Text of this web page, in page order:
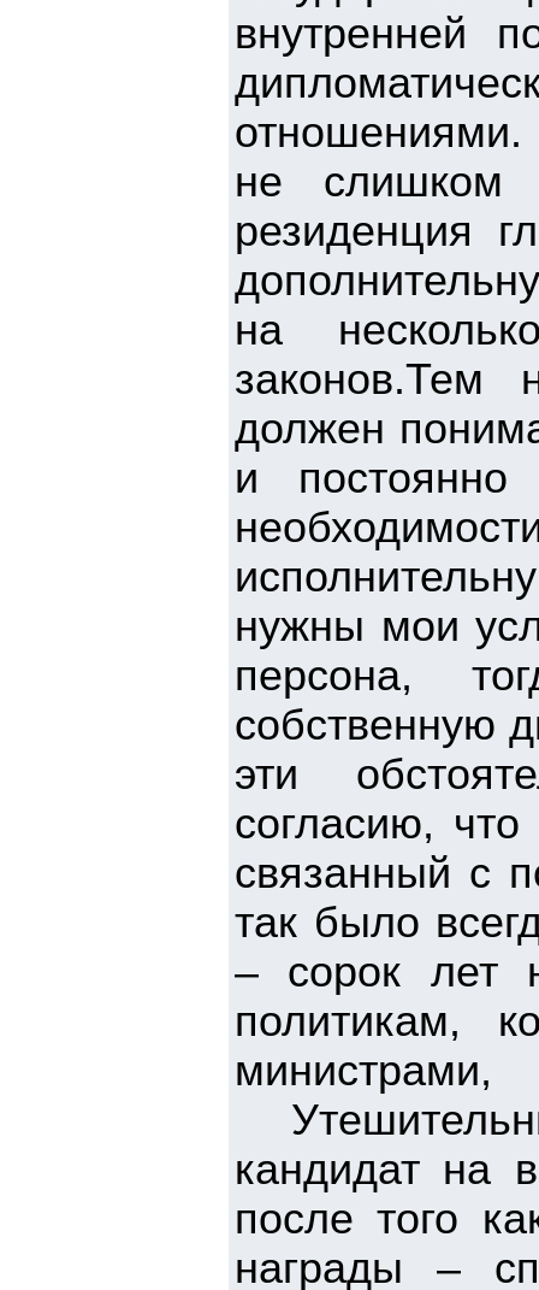
внутренней
не слишком
резиденция
на
законов.Тем
должен
и постоянно
нужны мои
персона,
собственную
эти
согласию,
связанный с
так было
– сорок лет
политикам,
кандидат на
после того
награды –